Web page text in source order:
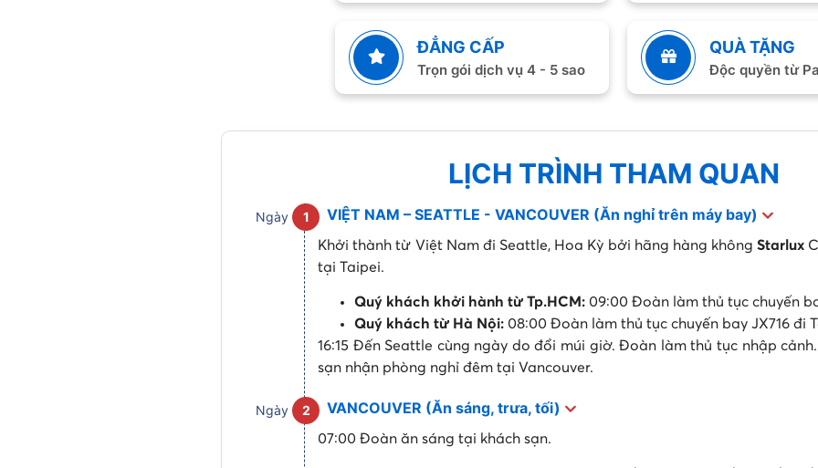
ĐẲNG CẤP
Trọn gói dịch vụ 4 - 5 sao
QUÀ TẶNG
Độc quyền từ
LỊCH TRÌNH THAM QUAN
Ngày 1 VIỆT NAM – SEATTLE - VANCOUVER (Ăn nghỉ trên máy bay)
Khởi thành từ Việt Nam đi Seattle, Hoa Kỳ bởi hãng hàng khôngStarlux
tại Taipei.
Quý khách khởi hành từ Tp.HCM: 09:00 Đoàn làm thủ tục chuyến
Quý khách từ Hà Nội: 08:00 Đoàn làm thủ tục chuyến bay JX716 đi
16:15 Đến Seattle cùng ngày do đổi múi giờ. Đoàn làm thủ tục nhập
sạn nhận phòng nghỉ đêm tại Vancouver.
Ngày 2 VANCOUVER (Ăn sáng, trưa, tối)
07:00 Đoàn ăn sáng tại khách sạn.